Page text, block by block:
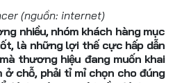
(nguồn: internet)
nhiều, nhóm khách hàng mục
là những lợi thế cực hấp dẫn
thương hiệu đang muốn khai
ở chỗ, phải tỉ mỉ chọn cho đúng